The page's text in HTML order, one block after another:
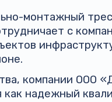
монтажный
с
компании ООО
как надежный